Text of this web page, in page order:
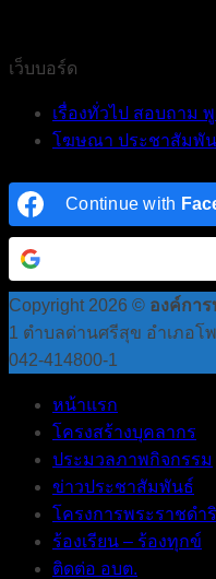
เว็บบอร์ด
เรื่องทั่วไป สอบถาม
โฆษณา ประชาสัมพั
Continue with
Copyright 2026 © องค์กา
1 ตำบลด่านศรีสุข อำเภอโ
042-414800-1
หน้าแรก
โครงสร้างบุคลากร
ประมวลภาพกิจกรรม
ข่าวประชาสัมพันธ์
โครงการพระราชดำริ
ร้องเรียน – ร้องทุกข์
ติดต่อ อบต.